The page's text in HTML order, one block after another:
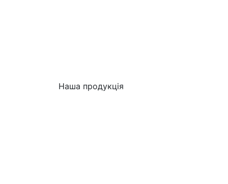
Наша продукція